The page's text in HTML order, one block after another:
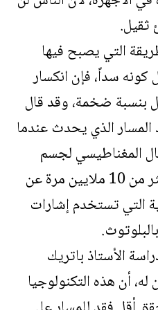
التي يصبح فيها
كونه سداً، فإن انكسار
بنسبة ضخمة، وقد قال
المسار الذي يحدث عندما
المغناطيسي لجسم
الإنسان يقل بأكثر من 10 ملايين مرة عن
التي تستخدم إشارات
الأستاذ باتريك
أن هذه التكنولوجيا